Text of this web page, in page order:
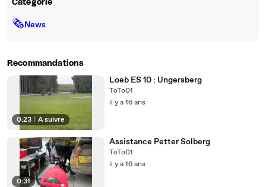
Catégorie
🗞News
Recommandations
0:23 À suivre
Loeb ES 10 : Ungersberg
ToTo01
il y a 16 ans
0:31
Assistance Petter Solberg
ToTo01
il y a 16 ans